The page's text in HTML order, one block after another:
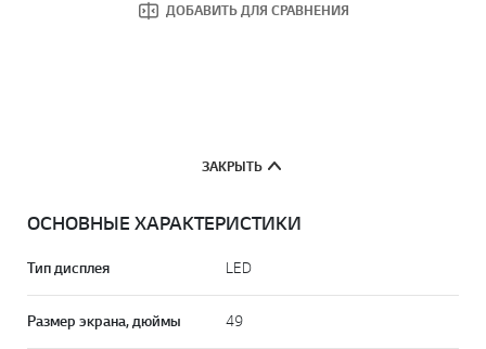
ДОБАВИТЬ ДЛЯ СРАВНЕНИЯ
ЗАКРЫТЬ
ОСНОВНЫЕ ХАРАКТЕРИСТИКИ
Тип дисплея LED
Размер экрана, дюймы 49